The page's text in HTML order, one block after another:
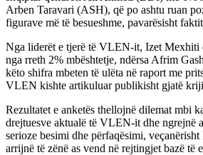
Arben Taravari (ASH), që po ashtu ruan
figurave më të besueshme, pavarësisht
Nga liderët e tjerë të VLEN-it, Izet Mexhiti
nga rreth 2% mbështetje, ndërsa Afrim
këto shifra mbeten të ulëta në raport me
VLEN kishte artikuluar publikisht gjatë
Rezultatet e anketës thellojnë dilemat mbi
drejtuesve aktualë të VLEN-it dhe ngrejnë
serioze besimi dhe përfaqësimi,
arrijnë të zënë as vend në rejtingjet bazë të